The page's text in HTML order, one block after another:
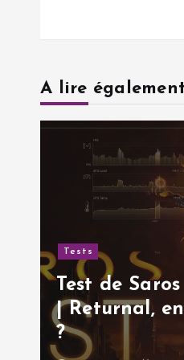
t
e
A lire également
Tests
Test de Saros
| Returnal,
?